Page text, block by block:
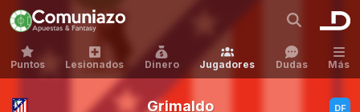
Puntos Lesionados Dinero Jugadores Dudas Más
Grimaldo